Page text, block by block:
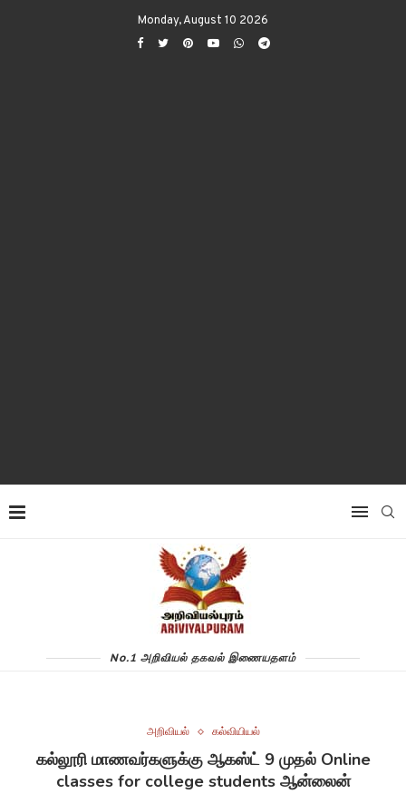
Monday, August 10 2026
No.1 அறிவியல் தகவல் இணையதளம்
அறிவியல் கல்வியியல்
கல்லூரி மாணவர்களுக்கு ஆகஸ்ட் 9 முதல் Online
classes for college students ஆன்லைன்